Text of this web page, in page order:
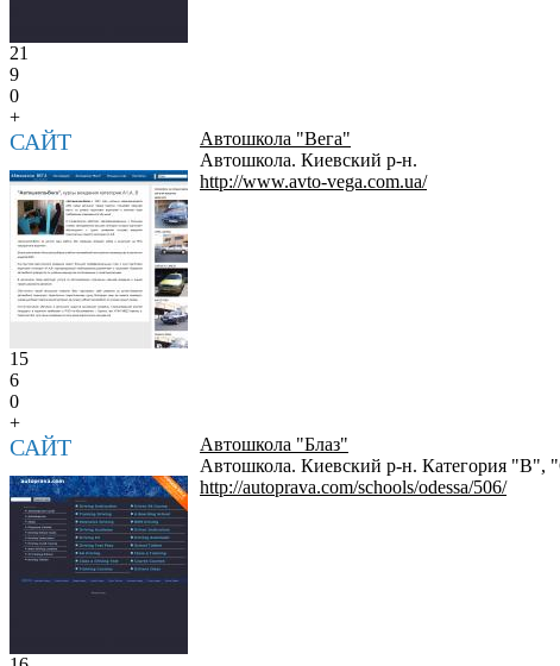
21
9
0
+
САЙТ
Автошкола "Вега"
Автошкола. Киевский р-н.
http://www.avto-vega.com.ua/
15
6
0
+
САЙТ
Автошкола "Блаз"
Автошкола. Киевский р-н. Категория "В",
http://autoprava.com/schools/odessa/506/